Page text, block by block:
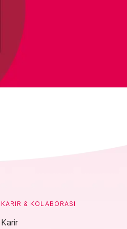
KARIR & KOLABORASI
Karir